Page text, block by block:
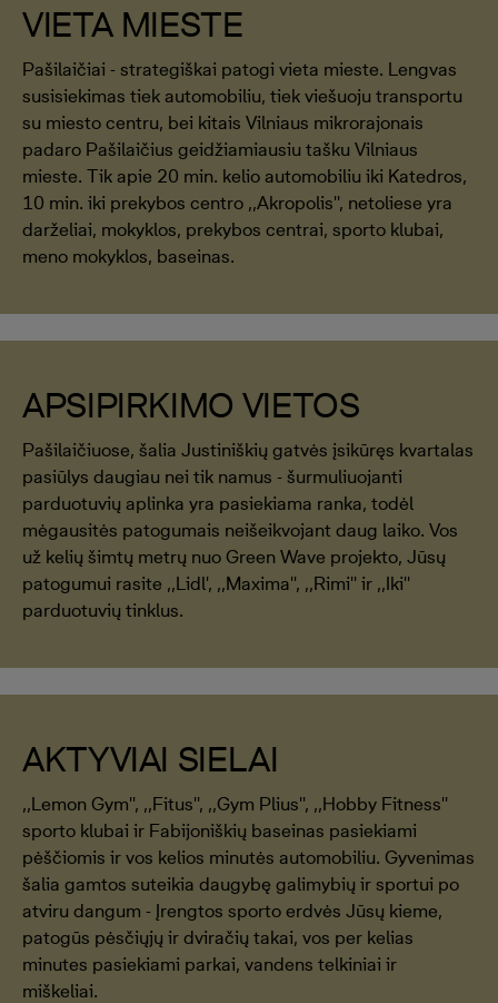
VIETA MIESTE
Pašilaičiai - strategiškai patogi vieta mieste. Lengvas
susisiekimas tiek automobiliu, tiek viešuoju transportu
su miesto centru, bei kitais Vilniaus mikrorajonais
padaro Pašilaičius geidžiamiausiu tašku Vilniaus
mieste. Tik apie 20 min. kelio automobiliu iki Katedros,
10 min. iki prekybos centro ,,Akropolis'', netoliese yra
darželiai, mokyklos, prekybos centrai, sporto klubai,
meno mokyklos, baseinas.
APSIPIRKIMO VIETOS
Pašilaičiuose, šalia Justiniškių gatvės įsikūręs kvartalas
pasiūlys daugiau nei tik namus - šurmuliuojanti
parduotuvių aplinka yra pasiekiama ranka, todėl
mėgausitės patogumais neišeikvojant daug laiko. Vos
už kelių šimtų metrų nuo Green Wave projekto, Jūsų
patogumui rasite ,,Lidl', ,,Maxima'', ,,Rimi'' ir ,,Iki''
parduotuvių tinklus.
AKTYVIAI SIELAI
,,Lemon Gym'', ,,Fitus'', ,,Gym Plius'', ,,Hobby Fitness''
sporto klubai ir Fabijoniškių baseinas pasiekiami
pėščiomis ir vos kelios minutės automobiliu. Gyvenimas
šalia gamtos suteikia daugybę galimybių ir sportui po
atviru dangum - Įrengtos sporto erdvės Jūsų kieme,
patogūs pėsčiųjų ir dviračių takai, vos per kelias
minutes pasiekiami parkai, vandens telkiniai ir
miškeliai.